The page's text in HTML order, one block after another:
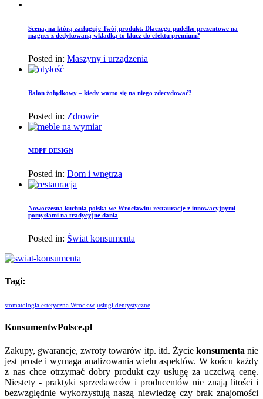
Scena, na którą zasługuje Twój produkt. Dlaczego pudełko prezentowe na
magnes z dedykowaną wkładką to klucz do efektu premium?
Posted in: Maszyny i urządzenia
Balon żołądkowy – kiedy warto się na niego zdecydować?
Posted in: Zdrowie
MDPF DESIGN
Posted in: Dom i wnętrza
Nowoczesna kuchnia polska we Wrocławiu: restauracje z innowacyjnymi
pomysłami na tradycyjne dania
Posted in: Świat konsumenta
Tagi:
stomatologia estetyczna Wrocław usługi dentystyczne
KonsumentwPolsce.pl
Zakupy, gwarancje, zwroty towarów itp. itd. Życie konsumenta nie
jest proste i wymaga analizowania wielu aspektów. W końcu każdy
z nas chce otrzymać dobry produkt czy usługę za uczciwą cenę.
Niestety - praktyki sprzedawców i producentów nie znają litości i
bezwzględnie wykorzystują naszą niewiedzę czy brak znajomości